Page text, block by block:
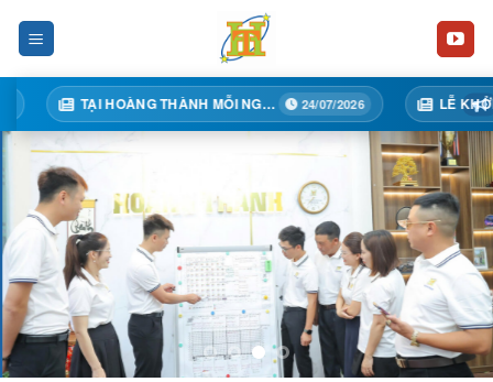
TẠI HOÀNG THÀNH MỖI NGÀY MỘT BƯỚC TIẾN 24/07/2026